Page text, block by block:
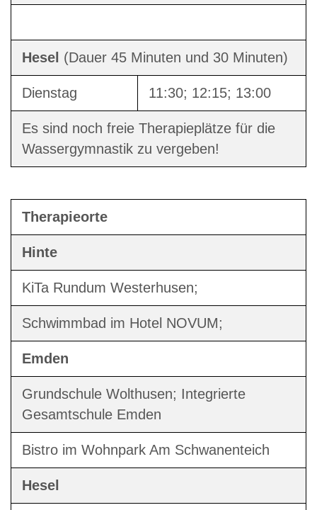
Hesel (Dauer 45 Minuten und 30 Minuten)
Dienstag 11:30; 12:15; 13:00
Es sind noch freie Therapieplätze für die
Wassergymnastik zu vergeben!
Therapieorte
Hinte
KiTa Rundum Westerhusen;
Schwimmbad im Hotel NOVUM;
Emden
Grundschule Wolthusen; Integrierte
Gesamtschule Emden
Bistro im Wohnpark Am Schwanenteich
Hesel